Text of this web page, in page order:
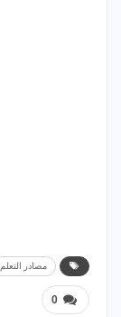
مصادر التعلم
0